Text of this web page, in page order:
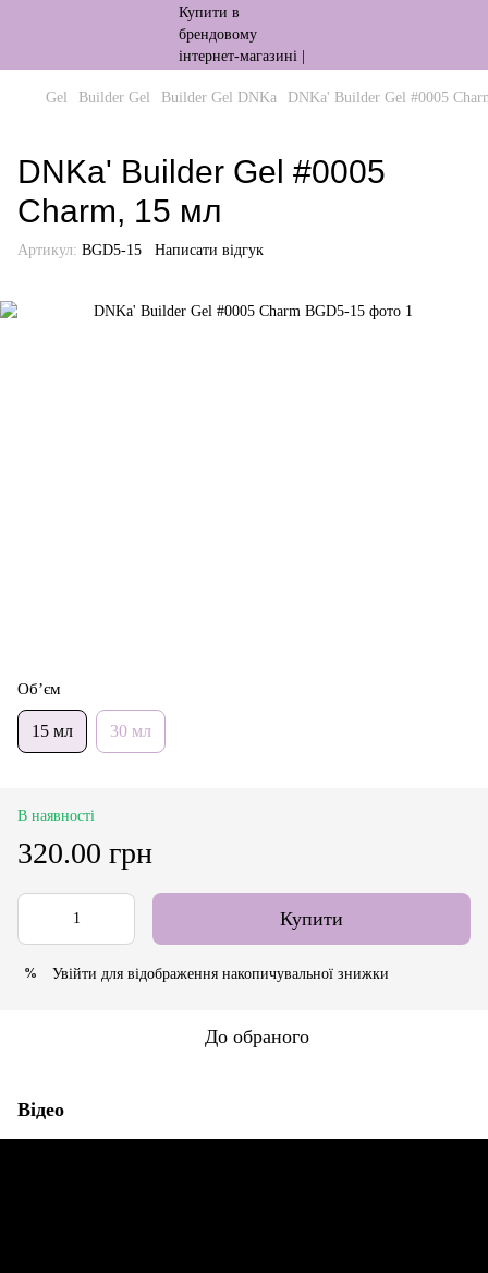
Gel Builder Gel Builder Gel DNKa DNKa' Builder Gel #0005
DNKa' Builder Gel #0005
Charm, 15 мл
Артикул: BGD5-15 Написати відгук
Об’єм
15 мл 30 мл
В наявності
320.00 грн
Купити
% Увійти для відображення накопичувальної знижки
До обраного
Відео